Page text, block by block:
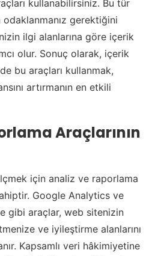
kullanabilirsiniz. Bu tür
gerektiğini
ilgi alanlarına göre içerik
olur. Sonuç olarak, içerik
bu araçları kullanmak,
artırmanın en etkili
Araçlarının
için analiz ve raporlama
Google Analytics ve
gibi araçlar, web sitenizin
ve iyileştirme alanlarını
Kapsamlı veri hâkimiyetine